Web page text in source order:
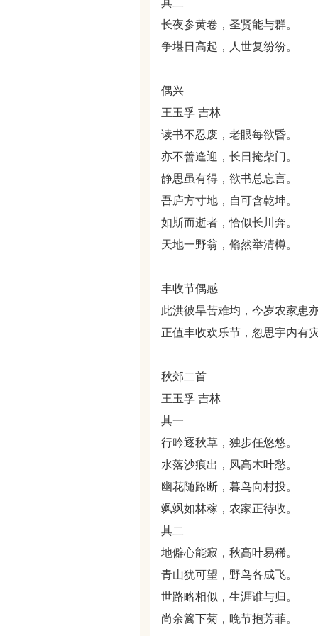
其二
长夜参黄卷，圣贤能与群。
争堪日高起，人世复纷纷。
偶兴
王玉孚 吉林
读书不忍废，老眼每欲昏。
亦不善逢迎，长日掩柴门。
静思虽有得，欲书总忘言。
吾庐方寸地，自可含乾坤。
如斯而逝者，恰似长川奔。
天地一野翁，翛然举清樽。
丰收节偶感
此洪彼旱苦难均，今岁农家患
正值丰收欢乐节，忽思宇内有
秋郊二首
王玉孚 吉林
其一
行吟逐秋草，独步任悠悠。
水落沙痕出，风高木叶愁。
幽花随路断，暮鸟向村投。
飒飒如林稼，农家正待收。
其二
地僻心能寂，秋高叶易稀。
青山犹可望，野鸟各成飞。
世路略相似，生涯谁与归。
尚余篱下菊，晚节抱芳菲。